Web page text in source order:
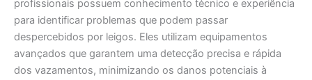
profissionais possuem conhecimento técnico e experiência
para identificar problemas que podem passar
despercebidos por leigos. Eles utilizam equipamentos
avançados que garantem uma detecção precisa e rápida
dos vazamentos, minimizando os danos potenciais à